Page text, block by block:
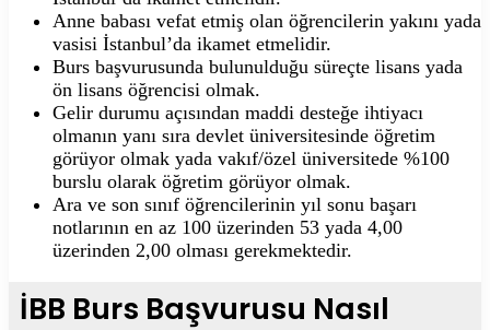
Anne babası vefat etmiş olan öğrencilerin yakını yada
vasisi İstanbul’da ikamet etmelidir.
Burs başvurusunda bulunulduğu süreçte lisans yada
ön lisans öğrencisi olmak.
Gelir durumu açısından maddi desteğe ihtiyacı
olmanın yanı sıra devlet üniversitesinde öğretim
görüyor olmak yada vakıf/özel üniversitede %100
burslu olarak öğretim görüyor olmak.
Ara ve son sınıf öğrencilerinin yıl sonu başarı
notlarının en az 100 üzerinden 53 yada 4,00
üzerinden 2,00 olması gerekmektedir.
İBB Burs Başvurusu Nasıl